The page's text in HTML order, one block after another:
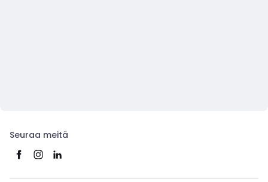
Seuraa meitä